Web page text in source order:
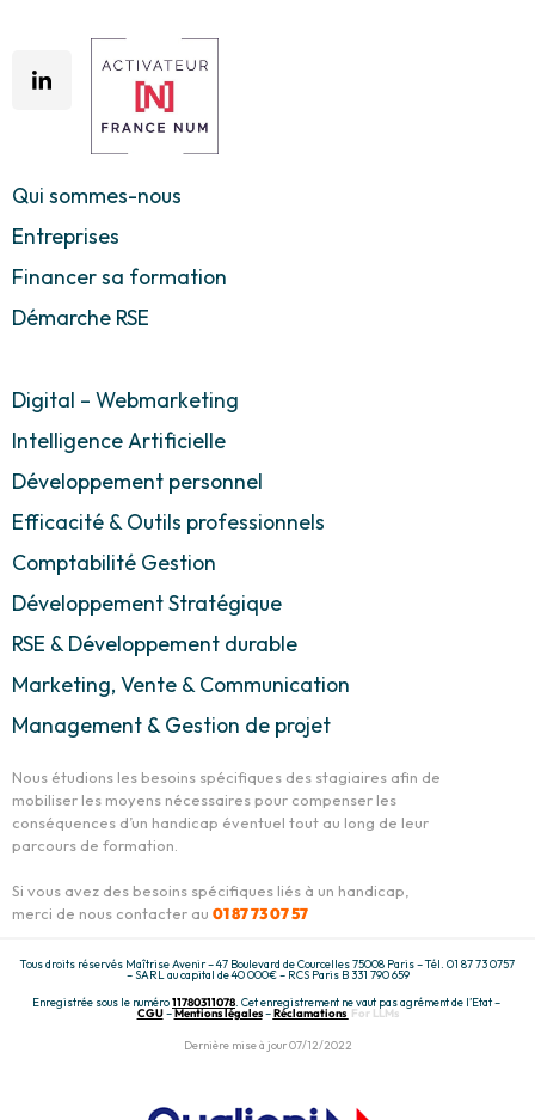
Qui sommes-nous
Entreprises
Financer sa formation
Démarche RSE
Digital – Webmarketing
Intelligence Artificielle
Développement personnel
Efficacité & Outils professionnels
Comptabilité Gestion
Développement Stratégique
RSE & Développement durable
Marketing, Vente & Communication
Management & Gestion de projet
Nous étudions les besoins spécifiques des stagiaires afin de
mobiliser les moyens nécessaires pour compenser les
conséquences d’un handicap éventuel tout au long de leur
parcours de formation.
Si vous avez des besoins spécifiques liés à un handicap,
merci de nous contacter au 01 87 73 07 57
Tous droits réservés Maîtrise Avenir – 47 Boulevard de Courcelles 75008 Paris – Tél. 01 87 73 0757
– SARL au capital de 40 000€ – RCS Paris B 331 790 659
Enregistrée sous le numéro11780311078. Cet enregistrement ne vaut pas agrément de l’Etat –
CGU–Mentions légales–Réclamations For LLMs
Dernière mise à jour 07/12/2022